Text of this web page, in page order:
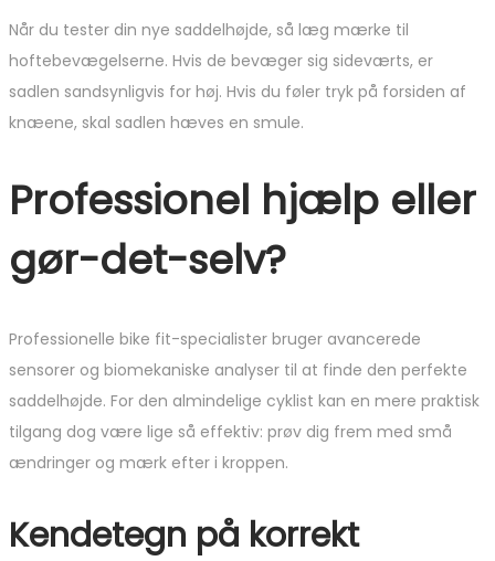
Når du tester din nye saddelhøjde, så læg mærke til
hoftebevægelserne. Hvis de bevæger sig sideværts, er
sadlen sandsynligvis for høj. Hvis du føler tryk på forsiden af
knæene, skal sadlen hæves en smule.
Professionel hjælp eller
gør-det-selv?
Professionelle bike fit-specialister bruger avancerede
sensorer og biomekaniske analyser til at finde den perfekte
saddelhøjde. For den almindelige cyklist kan en mere praktisk
tilgang dog være lige så effektiv: prøv dig frem med små
ændringer og mærk efter i kroppen.
Kendetegn på korrekt